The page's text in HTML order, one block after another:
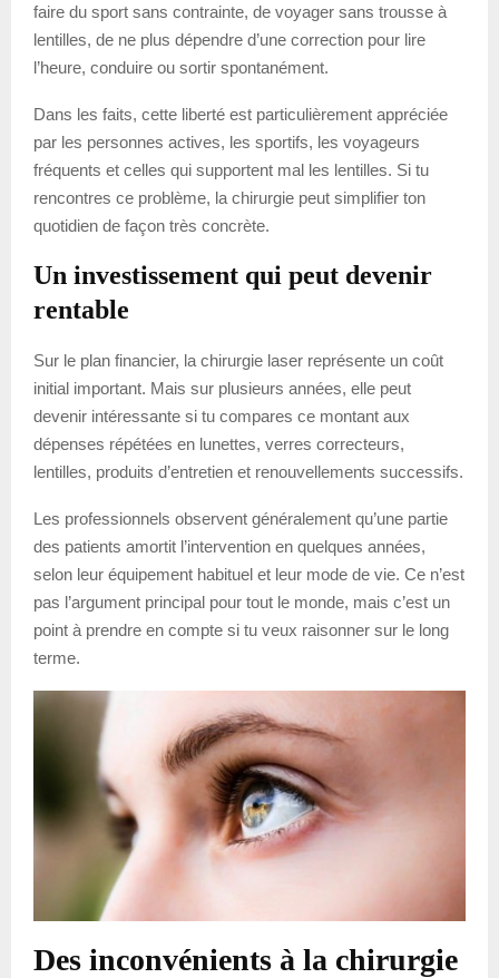
faire du sport sans contrainte, de voyager sans trousse à
lentilles, de ne plus dépendre d’une correction pour lire
l’heure, conduire ou sortir spontanément.
Dans les faits, cette liberté est particulièrement appréciée
par les personnes actives, les sportifs, les voyageurs
fréquents et celles qui supportent mal les lentilles. Si tu
rencontres ce problème, la chirurgie peut simplifier ton
quotidien de façon très concrète.
Un investissement qui peut devenir
rentable
Sur le plan financier, la chirurgie laser représente un coût
initial important. Mais sur plusieurs années, elle peut
devenir intéressante si tu compares ce montant aux
dépenses répétées en lunettes, verres correcteurs,
lentilles, produits d’entretien et renouvellements successifs.
Les professionnels observent généralement qu’une partie
des patients amortit l’intervention en quelques années,
selon leur équipement habituel et leur mode de vie. Ce n’est
pas l’argument principal pour tout le monde, mais c’est un
point à prendre en compte si tu veux raisonner sur le long
terme.
Des inconvénients à la chirurgie